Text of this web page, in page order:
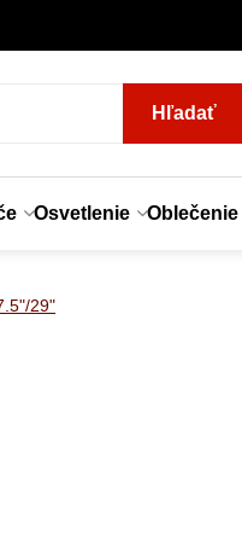
Hľadať
Osvetlenie Oblečenie
29"